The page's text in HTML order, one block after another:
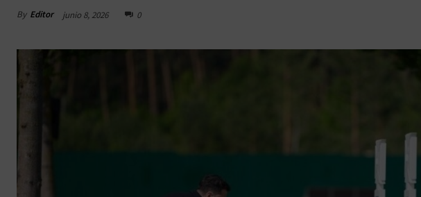
By Editor junio 8, 2026 0